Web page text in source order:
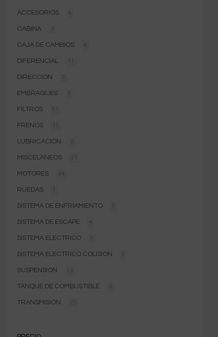
ACCESORIOS
CABINA
CAJA DE CAMBIOS
DIFERENCIAL
DIRECCION
EMBRAGUES
FILTROS
FRENOS
LUBRICACION
MISCELANEOS
MOTORES
RUEDAS
SISTEMA DE ENFRIAMIENTO
SISTEMA DE ESCAPE
SISTEMA ELECTRICO
SISTEMA ELECTRICO COLISION
SUSPENSION
TANQUE DE COMBUSTIBLE
TRANSMISION